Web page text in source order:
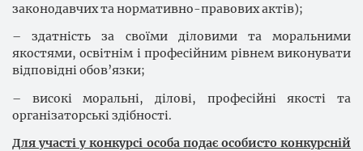
законодавчих та нормативно-правових актів);
– здатність за своїми діловими та моральними
якостями, освітнім і професійним рівнем виконувати
відповідні обов’язки;
– високі моральні, ділові, професійні якості та
організаторські здібності.
Для участі у конкурсі особа подає особисто конкурсній